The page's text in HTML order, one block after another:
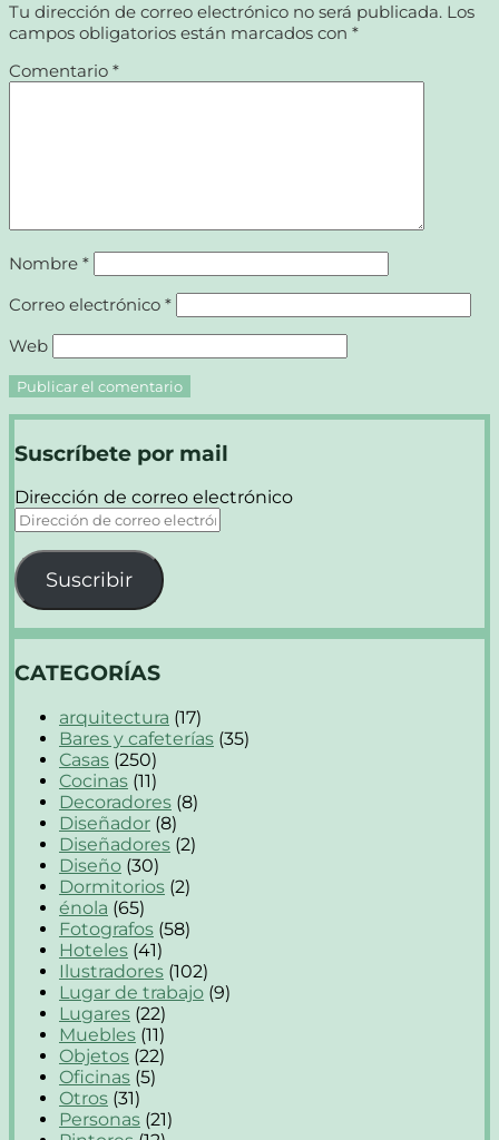
Tu dirección de correo electrónico no será publicada. Los
campos obligatorios están marcados con *
Comentario *
Nombre *
Correo electrónico *
Web
Suscríbete por mail
Dirección de correo electrónico
Suscribir
CATEGORÍAS
arquitectura (17)
Bares y cafeterías (35)
Casas (250)
Cocinas (11)
Decoradores (8)
Diseñador (8)
Diseñadores (2)
Diseño (30)
Dormitorios (2)
énola (65)
Fotografos (58)
Hoteles (41)
Ilustradores (102)
Lugar de trabajo (9)
Lugares (22)
Muebles (11)
Objetos (22)
Oficinas (5)
Otros (31)
Personas (21)